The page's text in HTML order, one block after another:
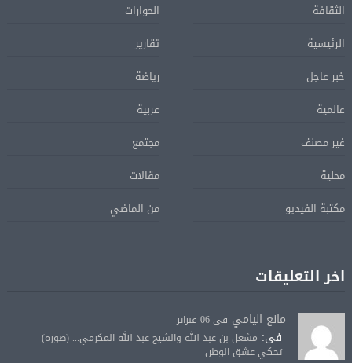
الثقافة
الحوارات
الرئيسية
تقارير
خبر عاجل
رياضة
عالمية
عربية
غير مصنف
مجتمع
محلية
مقالات
مكتبة الفيديو
من الماضي
اخر التعليقات
مانع اليامي فى 06 فبراير
فى: مشعل بن عبد الله والشيخ عبد الله المكرمي... (صورة)
تحكي عشق الوطن